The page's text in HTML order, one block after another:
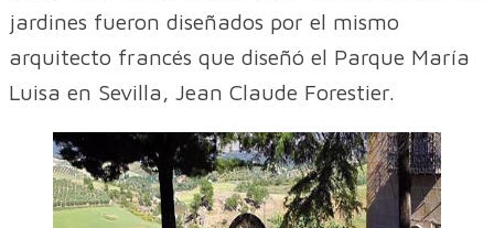
jardines fueron diseñados por el mismo
arquitecto francés que diseñó el Parque María
Luisa en Sevilla, Jean Claude Forestier.